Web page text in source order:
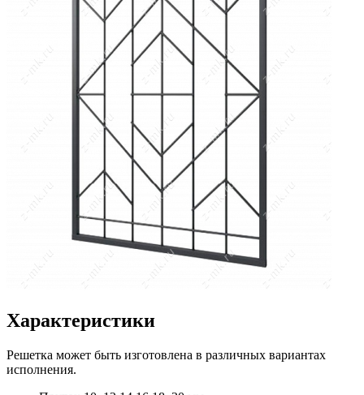
Характеристики
Решетка может быть изготовлена в различных вариантах
исполнения.